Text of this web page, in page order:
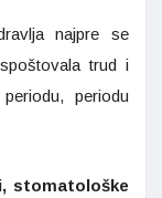
najpre se
trud i
periodu
stomatološke